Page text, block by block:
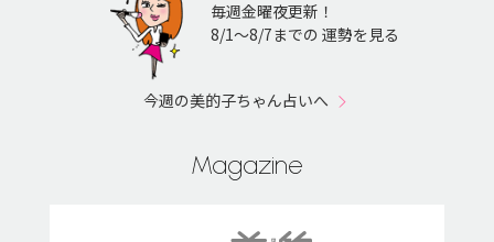
毎週金曜夜更新！
8/1〜8/7までの 運勢を見る
今週の美的子ちゃん占いへ
Magazine